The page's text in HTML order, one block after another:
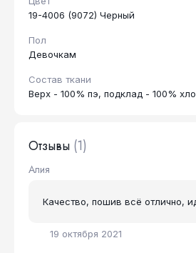
19-4006 (9072) Черный
Пол
Девочкам
Состав ткани
Верх - 100% пэ, подклад - 100%
Отзывы (1)
Алия
19 октября 2021
Качество, пошив всё отлично,